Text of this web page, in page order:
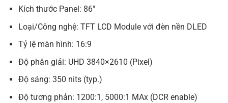
Kích thước Panel: 86″
Loại/Công nghệ: TFT LCD Module với đèn nền DLED
Tỷ lệ màn hình: 16:9
Độ phân giải: UHD 3840×2610 (Pixel)
Độ sáng: 350 nits (typ.)
Độ tương phản: 1200:1, 5000:1 MAx (DCR enable)